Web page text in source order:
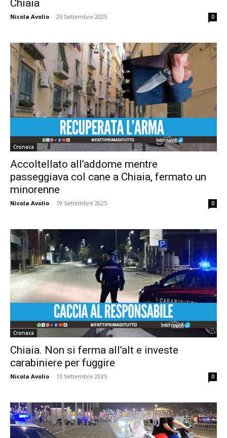
Chiaia
Nicola Avolio - 26 Settembre 2025 0
Cronaca
Accoltellato all’addome mentre
passeggiava col cane a Chiaia, fermato un
minorenne
Nicola Avolio - 19 Settembre 2025 0
Cronaca
Chiaia. Non si ferma all’alt e investe
carabiniere per fuggire
Nicola Avolio - 13 Settembre 2025 0